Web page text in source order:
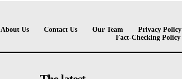
About Us Contact Us Our Team Privacy Policy
Fact-Checking Policy